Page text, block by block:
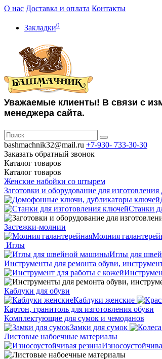
О нас Доставка и оплата Контакты
Закладки0
Уважаемые клиенты! В связи с
менеджера сайта.
bashmachnik32@mail.ru +7-930- 733-30-30
Заказать обратный звонок
Каталог товаров
Каталог товаров
Женские набойки со штырем
Заготовки и оборудование для
Станки
Застежки-молнии
Молния
Иглы
Иглы для
Инструменты для ремонта обуви,
Каблуки для обуви
Каблуки женские
Картон, гранитоль для изготовления обуви
Комплектующие для сумок и чемоданов
Замки для сумок
Листовые набоечные материалы